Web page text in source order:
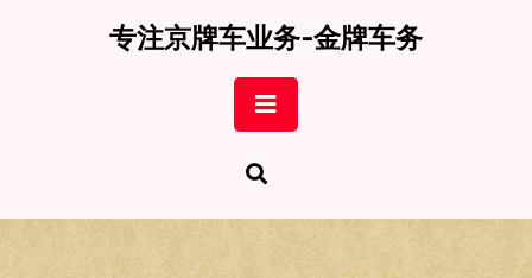
专注京牌车业务-金牌车务
Button